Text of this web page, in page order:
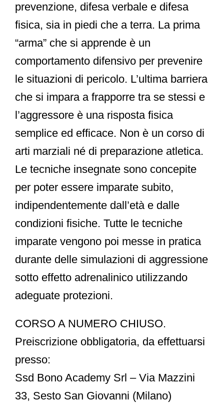
prevenzione, difesa verbale e difesa
fisica, sia in piedi che a terra. La prima
“arma” che si apprende è un
comportamento difensivo per prevenire
le situazioni di pericolo. L’ultima barriera
che si impara a frapporre tra se stessi e
l’aggressore è una risposta fisica
semplice ed efficace. Non è un corso di
arti marziali né di preparazione atletica.
Le tecniche insegnate sono concepite
per poter essere imparate subito,
indipendentemente dall’età e dalle
condizioni fisiche. Tutte le tecniche
imparate vengono poi messe in pratica
durante delle simulazioni di aggressione
sotto effetto adrenalinico utilizzando
adeguate protezioni.
CORSO A NUMERO CHIUSO.
Preiscrizione obbligatoria, da effettuarsi
presso:
Ssd Bono Academy Srl –Via Mazzini
33, Sesto San Giovanni (Milano)